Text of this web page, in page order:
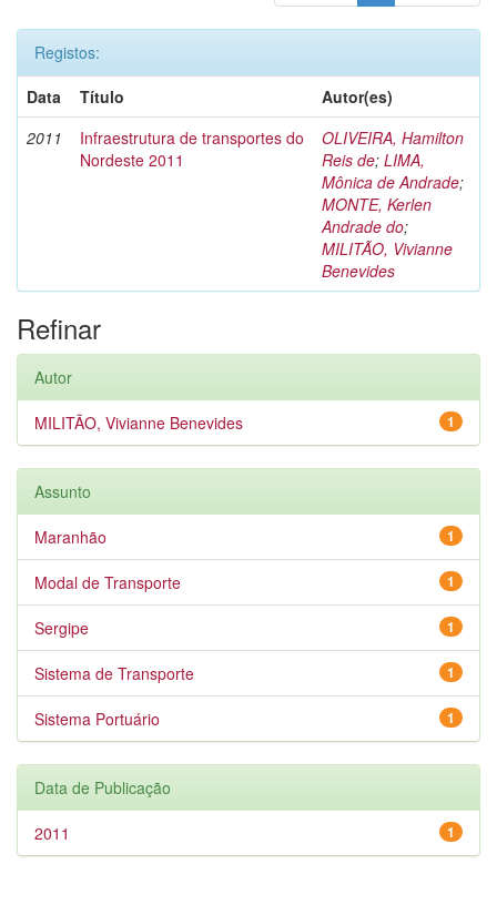
Registos:
Data
Título
Autor(es)
2011
Infraestrutura de transportes do
Nordeste 2011
OLIVEIRA, Hamilton
Reis de; LIMA,
Mônica de Andrade;
MONTE, Kerlen
Andrade do;
MILITÃO, Vivianne
Benevides
Refinar
Autor
1
MILITÃO, Vivianne Benevides
Assunto
1
Maranhão
1
Modal de Transporte
1
Sergipe
1
Sistema de Transporte
1
Sistema Portuário
Data de Publicação
1
2011